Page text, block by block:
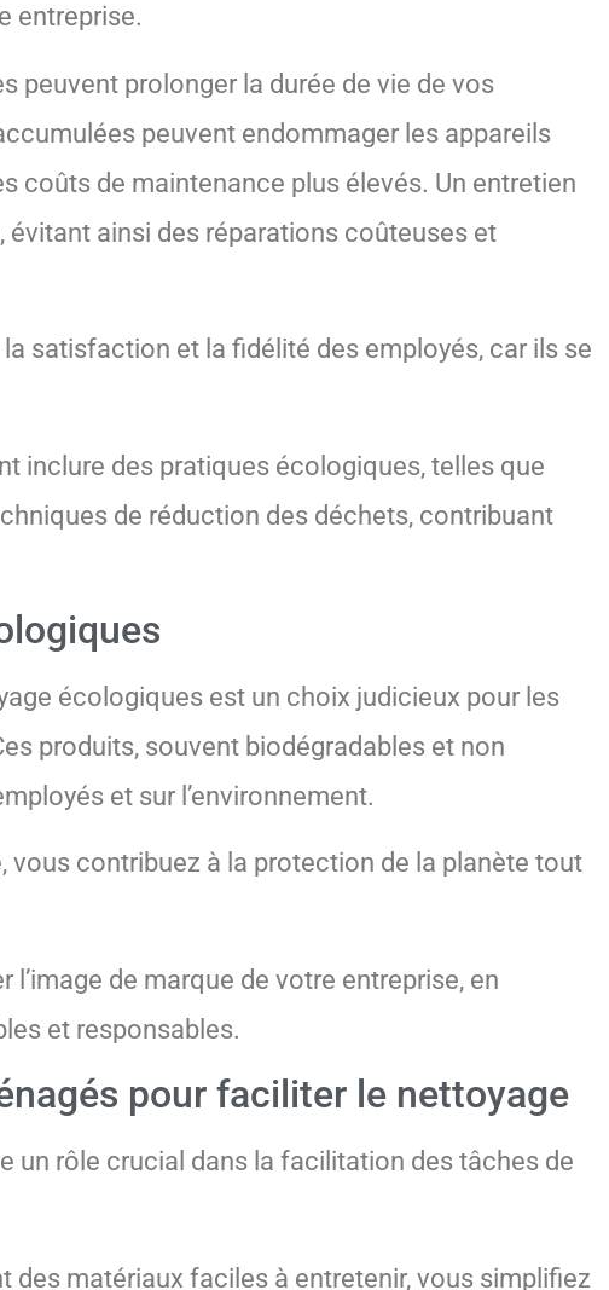
entreprise.
peuvent prolonger la durée de vie de vos
peuvent endommager les appareils
coûts de maintenance plus élevés. Un entretien
évitant ainsi des réparations coûteuses et
satisfaction et la fidélité des employés, car ils se
inclure des pratiques écologiques, telles que
de réduction des déchets, contribuant
écologiques est un choix judicieux pour les
produits, souvent biodégradables et non
et sur l’environnement.
vous contribuez à la protection de la planète tout
de marque de votre entreprise, en
et responsables.
pour faciliter le nettoyage
un rôle crucial dans la facilitation des tâches de
des matériaux faciles à entretenir, vous simplifiez